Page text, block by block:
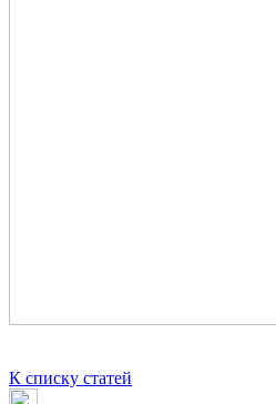
К списку статей